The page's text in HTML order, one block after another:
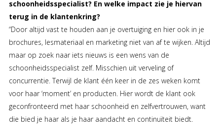
schoonheidsspecialist? En welke impact zie je hiervan
terug in de klantenkring?
“Door altijd vast te houden aan je overtuiging en hier ook in je
brochures, lesmateriaal en marketing niet van af te wijken. Altijd
maar op zoek naar iets nieuws is een wens van de
schoonheidsspecialist zelf. Misschien uit verveling of
concurrentie. Terwijl de klant één keer in de zes weken komt
voor haar ‘moment’ en producten. Hier wordt de klant ook
geconfronteerd met haar schoonheid en zelfvertrouwen, want
die bied je haar als je haar aandacht en continuïteit biedt.